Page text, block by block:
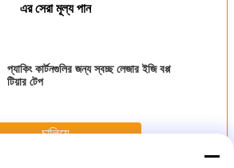
এর সেরা মূল্য পান
প্যাকিং কার্টনগুলির জন্য স্বচ্ছ লেজার ইজি বপ্প
টিয়ার টেপ
চালিয়ে